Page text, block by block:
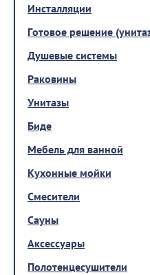
Инсталляции
Готовое решение
Душевые системы
Раковины
Унитазы
Биде
Мебель для ванной
Кухонные мойки
Смесители
Сауны
Аксессуары
Полотенцесушители